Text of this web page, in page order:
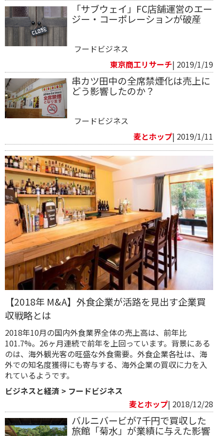
「サブウェイ」FC店舗運営のエー
ジー・コーポレーションが破産
フードビジネス
東京商工リサーチ| 2019/1/19
串カツ田中の全席禁煙化は売上に
どう影響したのか？
フードビジネス
麦とホップ| 2019/1/11
【2018年 M&A】外食企業が活路を見出す企業買
収戦略とは
2018年10月の国内外食業界全体の売上高は、前年比
101.7%。26ヶ月連続で前年を上回っています。背景にある
のは、海外観光客の旺盛な外食需要。外食企業各社は、海
外での知名度獲得にも寄与する、海外企業の買収に力を入
れているようです。
ビジネスと経済 > フードビジネス
麦とホップ| 2018/12/28
バルニバービが7千円で買収した
旅館「菊水」が業績に与えた影響